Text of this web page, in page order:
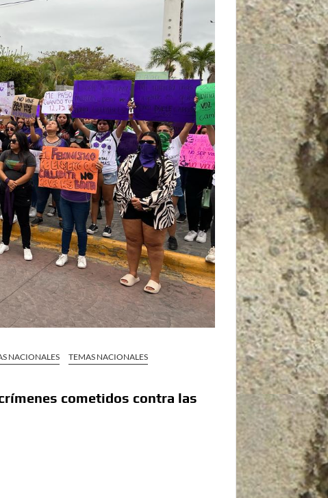
NACIONALES
TEMAS NACIONALES
cometidos contra las